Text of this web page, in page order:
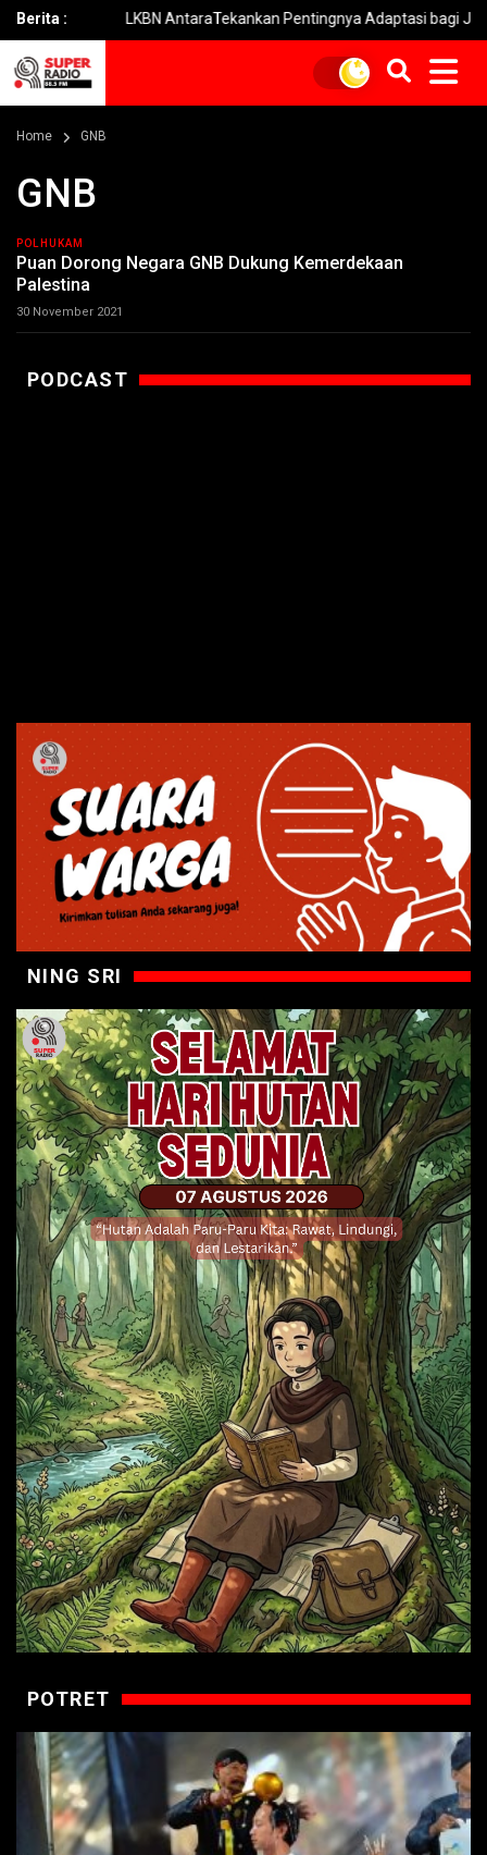
Berita : LKBN AntaraTekankan Pentingnya Adaptasi bagi Jurnalis di
Home GNB
GNB
POLHUKAM
Puan Dorong Negara GNB Dukung Kemerdekaan
Palestina
30 November 2021
PODCAST
NING SRI
POTRET